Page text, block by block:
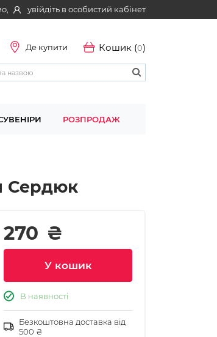
увійдіть в особистий кабінет
Де купити Кошик (0)
РОЗПРОДАЖ
Сердюк
270 ₴
У кошик
В наявності
Безкоштовна доставка від
500 ₴